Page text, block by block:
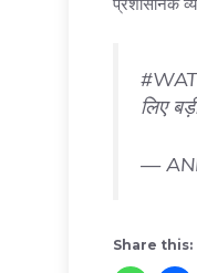
लिए
—
Share this: